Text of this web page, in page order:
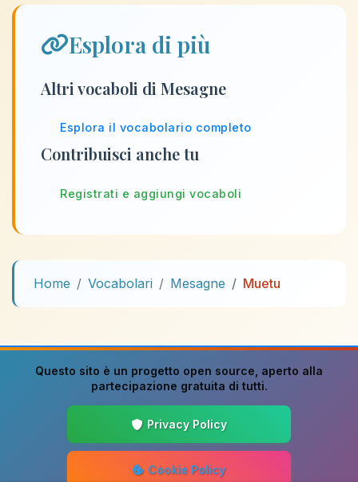
Esplora di più
Altri vocaboli di Mesagne
Esplora il vocabolario completo
Contribuisci anche tu
Registrati e aggiungi vocaboli
Home Vocabolari Mesagne Muetu
Questo sito è un progetto open source , aperto alla
partecipazione gratuita di tutti.
Privacy Policy
Cookie Policy